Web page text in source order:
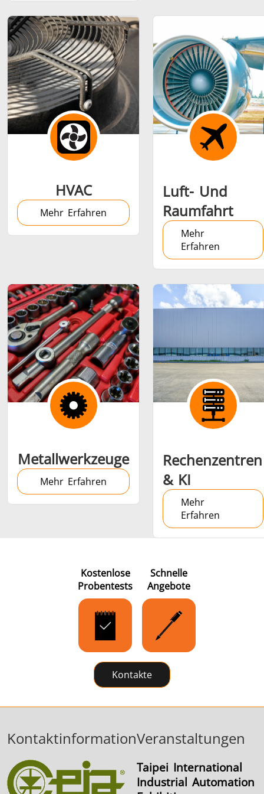
Medizin und
Pharma
Metallwerkzeuge
& KI
HVAC
Mehr Erfahren
Luft- Und
Raumfahrt
Mehr
Erfahren
Metallwerkzeuge
Mehr Erfahren
Rechenzentren
& KI
Mehr
Erfahren
Kostenlose
Probentests
Schnelle
Angebote
Kontakte
KontaktinformationVeranstaltungen
Taipei International
Industrial Automation